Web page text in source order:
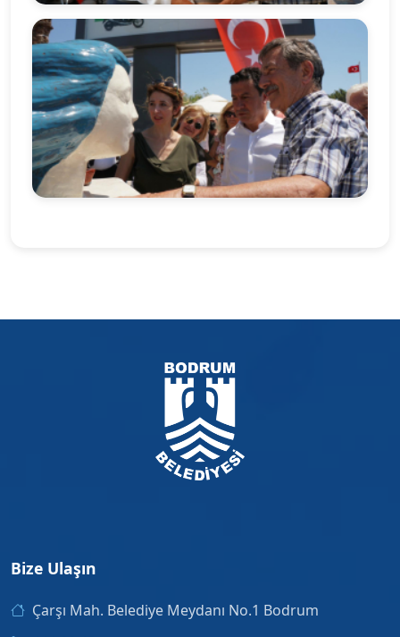
Bize Ulaşın
Çarşı Mah. Belediye Meydanı No.1 Bodrum